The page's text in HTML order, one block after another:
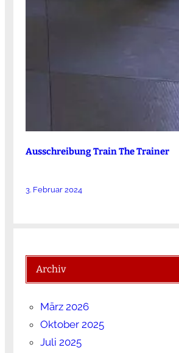
Ausschreibung Train The Trainer
3. Februar 2024
Archiv
März 2026
Oktober 2025
Juli 2025